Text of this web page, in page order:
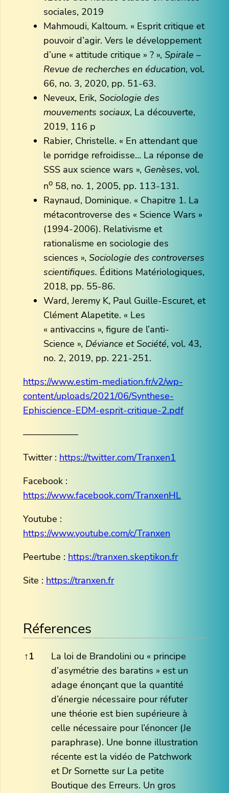
sociales, 2019
Mahmoudi, Kaltoum. « Esprit critique et
pouvoir d’agir. Vers le développement
d’une « attitude critique » ? », Spirale –
Revue de recherches en éducation, vol.
66, no. 3, 2020, pp. 51-63.
Neveux, Erik, Sociologie des
mouvements sociaux, La découverte,
2019, 116 p
Rabier, Christelle. « En attendant que
le porridge refroidisse… La réponse de
SSS aux science wars », Genèses, vol.
no 58, no. 1, 2005, pp. 113-131.
Raynaud, Dominique. « Chapitre 1. La
métacontroverse des « Science Wars »
(1994-2006). Relativisme et
rationalisme en sociologie des
sciences », Sociologie des controverses
scientifiques. Éditions Matériologiques,
2018, pp. 55-86.
Ward, Jeremy K, Paul Guille-Escuret, et
Clément Alapetite. « Les
« antivaccins », figure de l’anti-
Science », Déviance et Société, vol. 43,
no. 2, 2019, pp. 221-251.
https://www.estim-mediation.fr/v2/wp-
content/uploads/2021/06/Synthese-
Ephiscience-EDM-esprit-critique-2.pdf
——————
Twitter : https://twitter.com/Tranxen1
Facebook :
https://www.facebook.com/TranxenHL
Youtube :
https://www.youtube.com/c/Tranxen
Peertube : https://tranxen.skeptikon.fr
Site : https://tranxen.fr
Réferences
Réferences
↑1
La loi de Brandolini ou « principe
d’asymétrie des baratins » est un
adage énonçant que la quantité
d’énergie nécessaire pour réfuter
une théorie est bien supérieure à
celle nécessaire pour l’énoncer (Je
paraphrase). Une bonne illustration
récente est la vidéo de Patchwork
et Dr Sornette sur La petite
Boutique des Erreurs. Un gros